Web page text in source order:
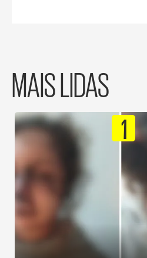
MAIS LIDAS
1